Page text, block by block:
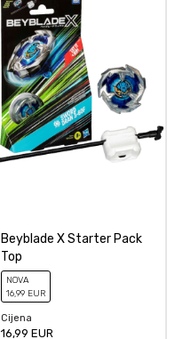
Beyblade X Starter Pack
Top
NOVA
16,99 EUR
Cijena
16,99 EUR